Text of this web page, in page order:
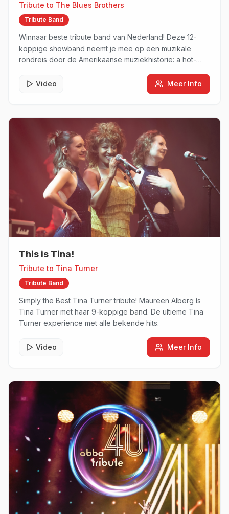
Tribute to The Blues Brothers
Tribute Band
Winnaar beste tribute band van Nederland! Deze 12-
koppige showband neemt je mee op een muzikale
rondreis door de Amerikaanse muziekhistorie: a hot-
Video
Meer Info
This is Tina!
Tribute to Tina Turner
Tribute Band
Simply the Best Tina Turner tribute! Maureen Alberg ís
Tina Turner met haar 9-koppige band. De ultieme Tina
Turner experience met alle bekende hits.
Video Meer Info